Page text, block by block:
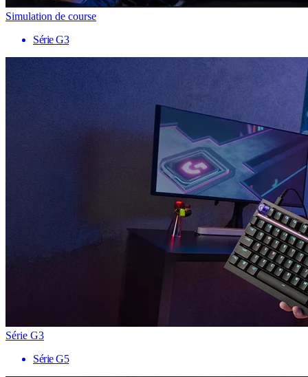
Simulation de course
Série G3
Série G3
Série G5